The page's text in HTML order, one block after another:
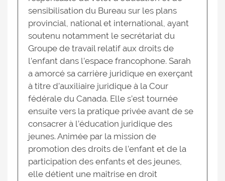
sensibilisation du Bureau sur les plans
provincial, national et international, ayant
soutenu notamment le secrétariat du
Groupe de travail relatif aux droits de
l’enfant dans l’espace francophone. Sarah
a amorcé sa carrière juridique en exerçant
à titre d’auxiliaire juridique à la Cour
fédérale du Canada. Elle s’est tournée
ensuite vers la pratique privée avant de se
consacrer à l’éducation juridique des
jeunes. Animée par la mission de
promotion des droits de l’enfant et de la
participation des enfants et des jeunes,
elle détient une maîtrise en droit